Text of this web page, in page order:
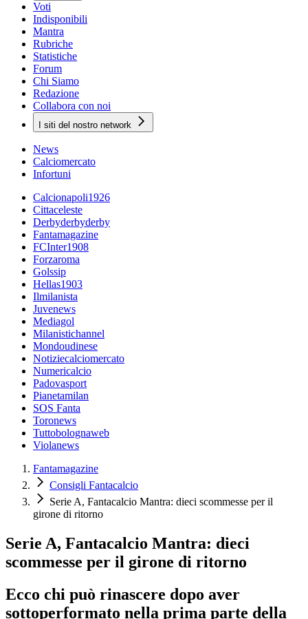
Voti
Indisponibili
Mantra
Rubriche
Statistiche
Forum
Chi Siamo
Redazione
Collabora con noi
I siti del nostro network
News
Calciomercato
Infortuni
Calcionapoli1926
Cittaceleste
Derbyderbyderby
Fantamagazine
FCInter1908
Forzaroma
Golssip
Hellas1903
Ilmilanista
Juvenews
Mediagol
Milanistichannel
Mondoudinese
Notiziecalciomercato
Numericalcio
Padovasport
Pianetamilan
SOS Fanta
Toronews
Tuttobolognaweb
Violanews
Fantamagazine
Consigli Fantacalcio
Serie A, Fantacalcio Mantra: dieci scommesse per il
girone di ritorno
Serie A, Fantacalcio Mantra: dieci
scommesse per il girone di ritorno
Ecco chi può rinascere dopo aver
sottoperformato nella prima parte della